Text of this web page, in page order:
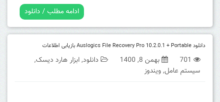
ادامه مطلب / دانلود
دانلود Auslogics File Recovery Pro 10.2.0.1 + Portable بازیابی اطلاعات
701 بهمن 8, 1400 دانلود,ابزار هارد دیسک,
سیستم عامل,ویندوز